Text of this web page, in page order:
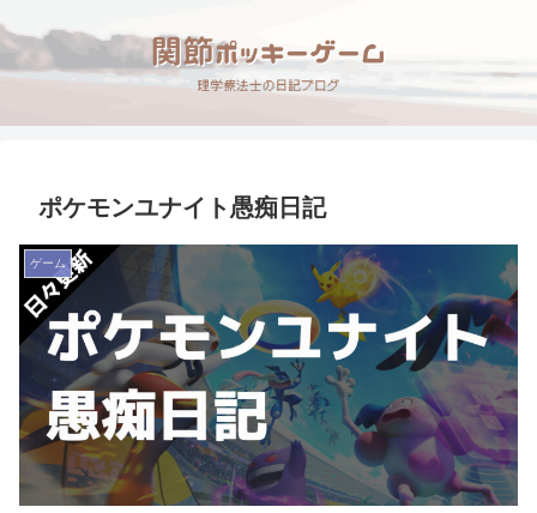
ポケモンユナイト愚痴日記
ゲーム